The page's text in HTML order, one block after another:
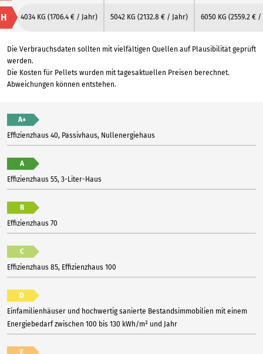
H 4034 KG (1706.4 € / Jahr) 5042 KG (2132.8 € / Jahr) 6050 KG (2559.2 € /
Die Verbrauchsdaten sollten mit vielfältigen Quellen auf Plausibilität geprüft
werden.
Die Kosten für Pellets wurden mit tagesaktuellen Preisen berechnet.
Abweichungen können entstehen.
A+
Effizienzhaus 40, Passivhaus, Nullenergiehaus
A
Effizienzhaus 55, 3-Liter-Haus
B
Effizienzhaus 70
C
Effizienzhaus 85, Effizienzhaus 100
D
Einfamilienhäuser und hochwertig sanierte Bestandsimmobilien mit einem
Energiebedarf zwischen 100 bis 130 kWh/m² und Jahr
E